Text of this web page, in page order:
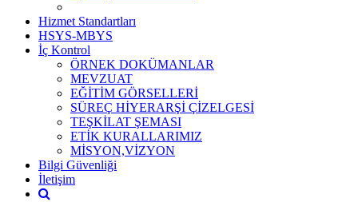
Hizmet Standartları
HSYS-MBYS
İç Kontrol
ÖRNEK DOKÜMANLAR
MEVZUAT
EĞİTİM GÖRSELLERİ
SÜREÇ HİYERARŞİ ÇİZELGESİ
TEŞKİLAT ŞEMASI
ETİK KURALLARIMIZ
MİSYON,VİZYON
Bilgi Güvenliği
İletişim